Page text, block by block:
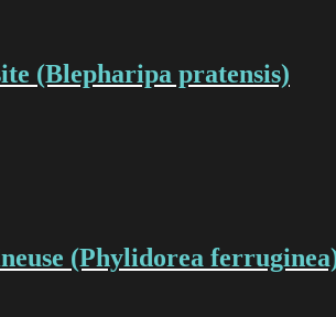
(Blepharipa pratensis)
(Phylidorea